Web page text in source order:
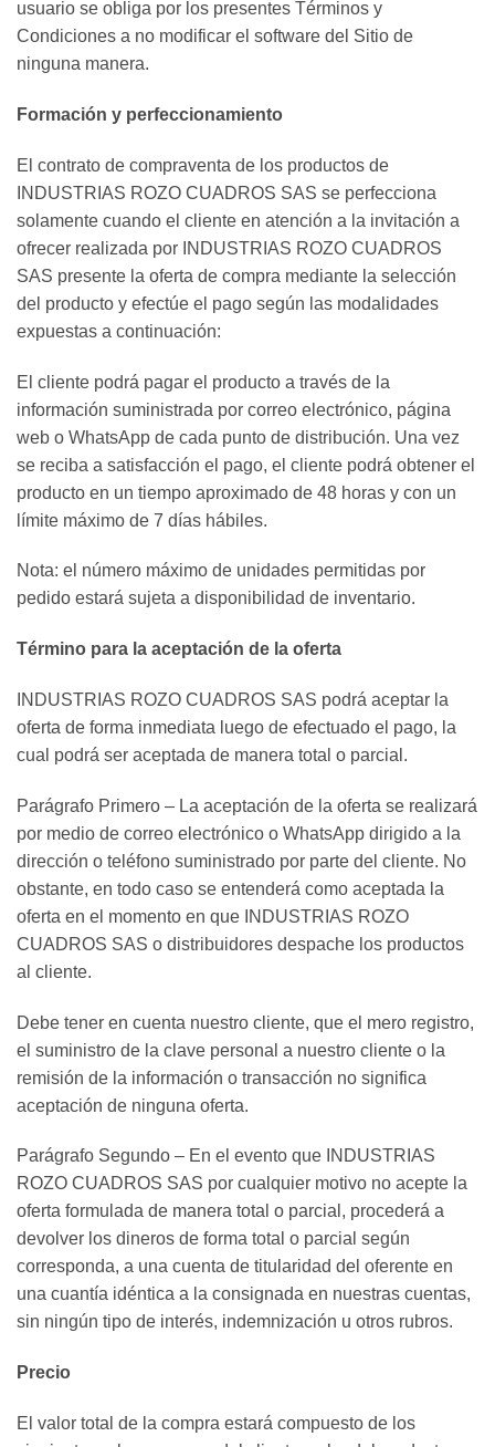
usuario se obliga por los presentes Términos y
Condiciones a no modificar el software del Sitio de
ninguna manera.
Formación y perfeccionamiento
El contrato de compraventa de los productos de
INDUSTRIAS ROZO CUADROS SAS se perfecciona
solamente cuando el cliente en atención a la invitación a
ofrecer realizada por INDUSTRIAS ROZO CUADROS
SAS presente la oferta de compra mediante la selección
del producto y efectúe el pago según las modalidades
expuestas a continuación:
El cliente podrá pagar el producto a través de la
información suministrada por correo electrónico, página
web o WhatsApp de cada punto de distribución. Una vez
se reciba a satisfacción el pago, el cliente podrá obtener el
producto en un tiempo aproximado de 48 horas y con un
límite máximo de 7 días hábiles.
Nota: el número máximo de unidades permitidas por
pedido estará sujeta a disponibilidad de inventario.
Término para la aceptación de la oferta
INDUSTRIAS ROZO CUADROS SAS podrá aceptar la
oferta de forma inmediata luego de efectuado el pago, la
cual podrá ser aceptada de manera total o parcial.
Parágrafo Primero – La aceptación de la oferta se realizará
por medio de correo electrónico o WhatsApp dirigido a la
dirección o teléfono suministrado por parte del cliente. No
obstante, en todo caso se entenderá como aceptada la
oferta en el momento en que INDUSTRIAS ROZO
CUADROS SAS o distribuidores despache los productos
al cliente.
Debe tener en cuenta nuestro cliente, que el mero registro,
el suministro de la clave personal a nuestro cliente o la
remisión de la información o transacción no significa
aceptación de ninguna oferta.
Parágrafo Segundo – En el evento que INDUSTRIAS
ROZO CUADROS SAS por cualquier motivo no acepte la
oferta formulada de manera total o parcial, procederá a
devolver los dineros de forma total o parcial según
corresponda, a una cuenta de titularidad del oferente en
una cuantía idéntica a la consignada en nuestras cuentas,
sin ningún tipo de interés, indemnización u otros rubros.
Precio
El valor total de la compra estará compuesto de los